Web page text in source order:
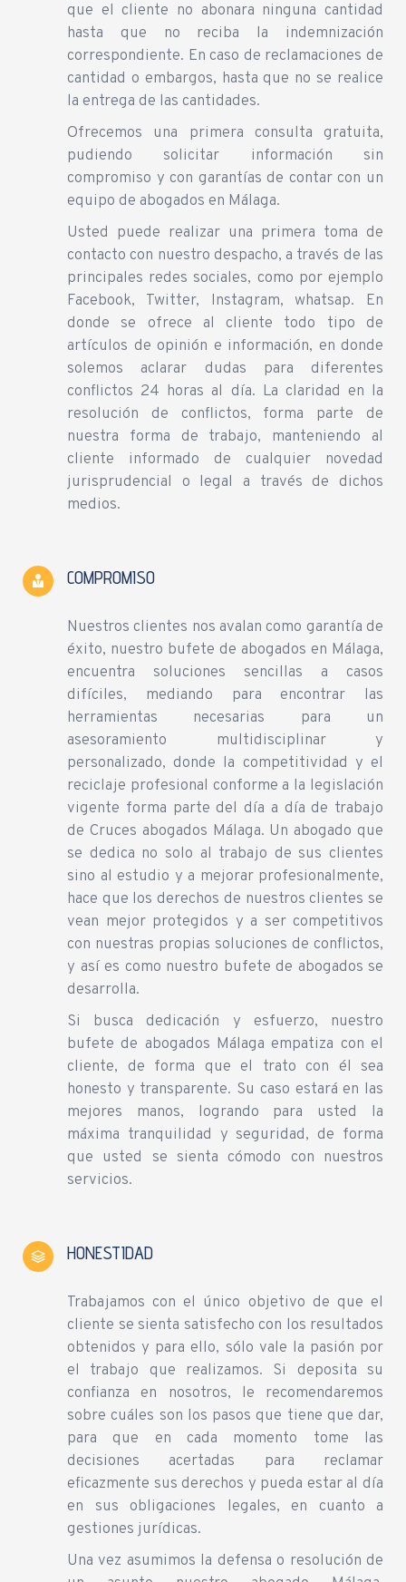
que el cliente no abonara ninguna cantidad
hasta que no reciba la indemnización
correspondiente. En caso de reclamaciones de
cantidad o embargos, hasta que no se realice
la entrega de las cantidades.
Ofrecemos una primera consulta gratuita,
pudiendo solicitar información sin
compromiso y con garantías de contar con un
equipo de abogados en Málaga.
Usted puede realizar una primera toma de
contacto con nuestro despacho, a través de las
principales redes sociales, como por ejemplo
Facebook, Twitter, Instagram, whatsap. En
donde se ofrece al cliente todo tipo de
artículos de opinión e información, en donde
solemos aclarar dudas para diferentes
conflictos 24 horas al día. La claridad en la
resolución de conflictos, forma parte de
nuestra forma de trabajo, manteniendo al
cliente informado de cualquier novedad
jurisprudencial o legal a través de dichos
medios.
COMPROMISO
Nuestros clientes nos avalan como garantía de
éxito, nuestro bufete de abogados en Málaga,
encuentra soluciones sencillas a casos
difíciles, mediando para encontrar las
herramientas necesarias para un
asesoramiento multidisciplinar y
personalizado, donde la competitividad y el
reciclaje profesional conforme a la legislación
vigente forma parte del día a día de trabajo
de Cruces abogados Málaga. Un abogado que
se dedica no solo al trabajo de sus clientes
sino al estudio y a mejorar profesionalmente,
hace que los derechos de nuestros clientes se
vean mejor protegidos y a ser competitivos
con nuestras propias soluciones de conflictos,
y así es como nuestro bufete de abogados se
desarrolla.
Si busca dedicación y esfuerzo, nuestro
bufete de abogados Málaga empatiza con el
cliente, de forma que el trato con él sea
honesto y transparente. Su caso estará en las
mejores manos, logrando para usted la
máxima tranquilidad y seguridad, de forma
que usted se sienta cómodo con nuestros
servicios.
HONESTIDAD
Trabajamos con el único objetivo de que el
cliente se sienta satisfecho con los resultados
obtenidos y para ello, sólo vale la pasión por
el trabajo que realizamos. Si deposita su
confianza en nosotros, le recomendaremos
sobre cuáles son los pasos que tiene que dar,
para que en cada momento tome las
decisiones acertadas para reclamar
eficazmente sus derechos y pueda estar al día
en sus obligaciones legales, en cuanto a
gestiones jurídicas.
Una vez asumimos la defensa o resolución de